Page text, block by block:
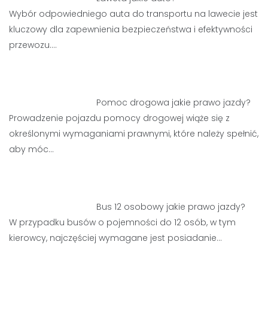
Wybór odpowiedniego auta do transportu na lawecie jest
kluczowy dla zapewnienia bezpieczeństwa i efektywności
przewozu.…
Pomoc drogowa jakie prawo jazdy?
Prowadzenie pojazdu pomocy drogowej wiąże się z
określonymi wymaganiami prawnymi, które należy spełnić,
aby móc…
Bus 12 osobowy jakie prawo jazdy?
W przypadku busów o pojemności do 12 osób, w tym
kierowcy, najczęściej wymagane jest posiadanie…